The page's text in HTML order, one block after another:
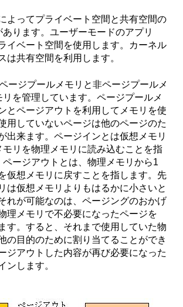
よってプライベート空間と共有空間の
ります。ユーザーモードのアプリ
イベート空間を使用します。カーネル
は共有空間を利用します。
ージプールメモリと非ページプールメ
を管理しています。ページプールメ
とページアウトを利用してメモリを使
用していないページは他のページのた
出来ます。ページインとは仮想メモリ
リを物理メモリに読み込むことを指
ページアウトとは、物理メモリから1
仮想メモリに戻すことを指します。先
は仮想メモリよりもはるかに小さいと
れが可能なのは、ページングのおかげ
理メモリで不必要になったページを
す。すると、それまで使用していた物
の目的のために割り当てることができ
ジアウトした内容が再び必要になった
ンします。